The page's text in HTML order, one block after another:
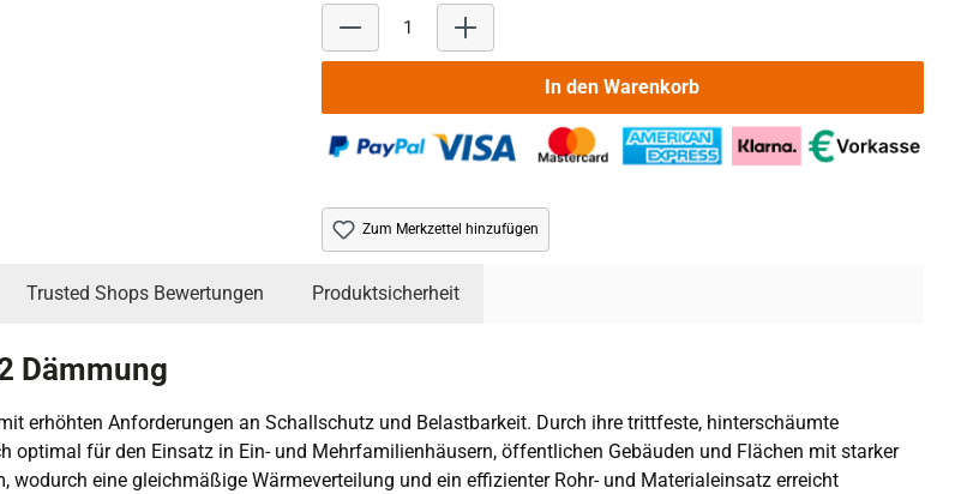
In den Warenkorb
Zum Merkzettel hinzufügen
Trusted Shops Bewertungen Produktsicherheit
Dämmung
erhöhten Anforderungen an Schallschutz und Belastbarkeit. Durch ihre trittfeste, hinterschäumte
optimal für den Einsatz in Ein- und Mehrfamilienhäusern, öffentlichen Gebäuden und Flächen mit starker
wodurch eine gleichmäßige Wärmeverteilung und ein effizienter Rohr- und Materialeinsatz erreicht